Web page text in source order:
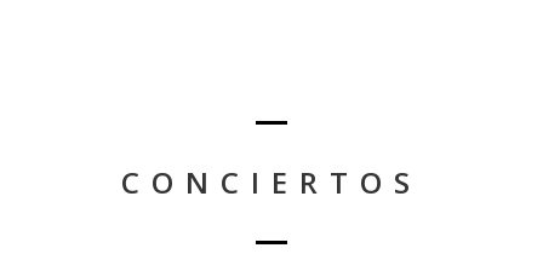
CONCIERTOS